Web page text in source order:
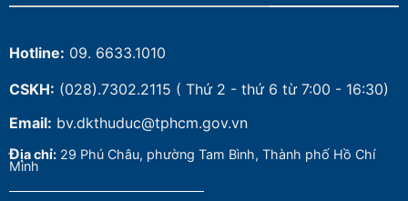
Hotline: 09. 6633.1010
CSKH: (028).7302.2115 ( Thứ 2 - thứ 6 từ 7:00 - 16:30)
Email: bv.dkthuduc@tphcm.gov.vn
Địa chỉ: 29 Phú Châu, phường Tam Bình, Thành phố Hồ Chí
Minh